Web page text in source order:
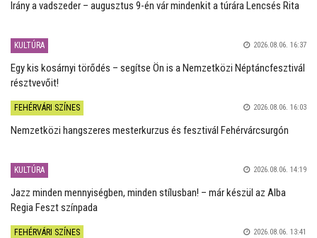
Irány a vadszeder – augusztus 9-én vár mindenkit a túrára Lencsés Rita
KULTÚRA 2026.08.06. 16:37
Egy kis kosárnyi törődés – segítse Ön is a Nemzetközi Néptáncfesztivál
résztvevőit!
FEHÉRVÁRI SZÍNES 2026.08.06. 16:03
Nemzetközi hangszeres mesterkurzus és fesztivál Fehérvárcsurgón
KULTÚRA 2026.08.06. 14:19
Jazz minden mennyiségben, minden stílusban! – már készül az Alba
Regia Feszt színpada
FEHÉRVÁRI SZÍNES 2026.08.06. 13:41